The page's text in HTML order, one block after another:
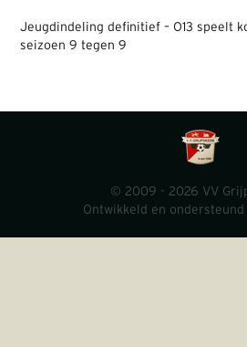
Jeugdindeling definitief – O13 speelt
seizoen 9 tegen 9
© 2009 - 2026 VV
Ontwikkeld en ondersteund